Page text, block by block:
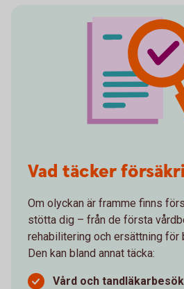
Vad täcker
Om olyckan är framme finns
stötta dig – från de första
rehabilitering och ersättning för
Den kan bland annat täcka:
Vård och tandläkarbesök